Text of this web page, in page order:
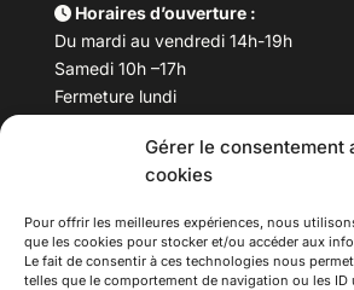
Gérer le consentement
cookies
Pour offrir les meilleures expériences, nous
que les cookies pour stocker et/ou accéder aux
Le fait de consentir à ces technologies nous
telles que le comportement de navigation ou les ID
Horaires d’ouverture :
Du mardi au vendredi 14h-19h
Samedi 10h –17h
Fermeture lundi
Téléphone : 04 78 53 06 40